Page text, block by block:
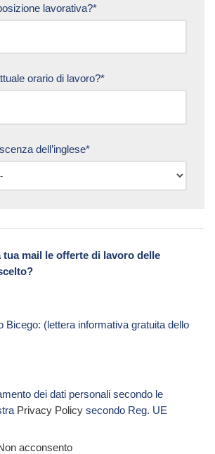
lavorativa?*
orario di lavoro?*
dell’inglese*
tua mail le offerte di lavoro delle
Bicego: (lettera informativa gratuita dello
dei dati personali secondo le
Privacy Policy secondo Reg. UE
acconsento